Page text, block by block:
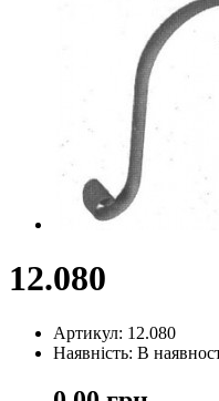
12.080
Артикул: 12.080
Наявність: В